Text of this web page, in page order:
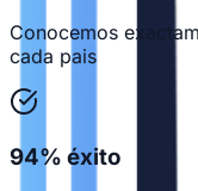
Conocemos
cada pais
94% éxito